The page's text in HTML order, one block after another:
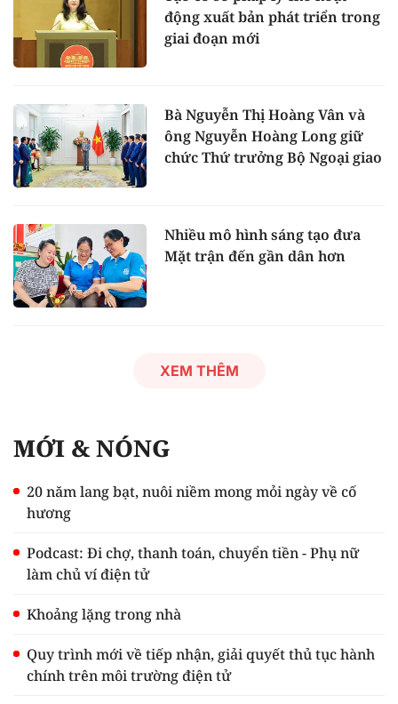
động xuất bản phát triển trong
giai đoạn mới
Bà Nguyễn Thị Hoàng Vân và
ông Nguyễn Hoàng Long giữ
chức Thứ trưởng Bộ Ngoại giao
Nhiều mô hình sáng tạo đưa
Mặt trận đến gần dân hơn
XEM THÊM
MỚI & NÓNG
20 năm lang bạt, nuôi niềm mong mỏi ngày về cố
hương
Podcast: Đi chợ, thanh toán, chuyển tiền - Phụ nữ
làm chủ ví điện tử
Khoảng lặng trong nhà
Quy trình mới về tiếp nhận, giải quyết thủ tục hành
chính trên môi trường điện tử